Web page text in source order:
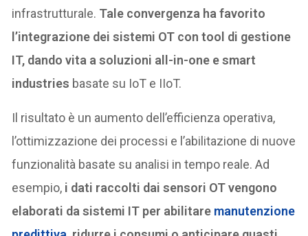
infrastrutturale. Tale convergenza ha favorito
l’integrazione dei sistemi OT con tool di gestione
IT, dando vita a soluzioni all-in-one e smart
industries basate su IoT e IIoT.
Il risultato è un aumento dell’efficienza operativa,
l’ottimizzazione dei processi e l’abilitazione di nuove
funzionalità basate su analisi in tempo reale. Ad
esempio, i dati raccolti dai sensori OT vengono
elaborati da sistemi IT per abilitare manutenzione